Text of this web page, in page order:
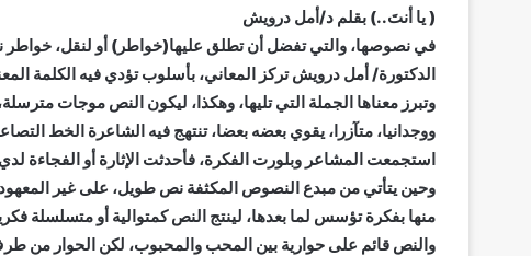
( يا أنتَ..) بقلم د/أمل درويش
في نصوصها، والتي تفضل أن تطلق عليها(خواطر) أو لنقل، خواطر
الدكتورة/ أمل درويش تركز المعاني، بأسلوب تؤدي فيه الكلمة
وتبرز معناها الجملة التي تليها، وهكذا، ليكون النص موجات
ووجدانيا، متآزرا، يقوي بعضه بعضا، تنتهج فيه الشاعرة الخط
استجمعت المشاعر وبلورت الفكرة، فأحدثت الإثارة أو الفجاءة
وحين يتأتي من مبدع النصوص المكثفة نص طويل، على غير
منها بفكرة تؤسس لما بعدها، لينتج النص كمتوالية أو متسلسلة
والنص قائم على حوارية بين المحب والمحبوب، لكن الحوار من